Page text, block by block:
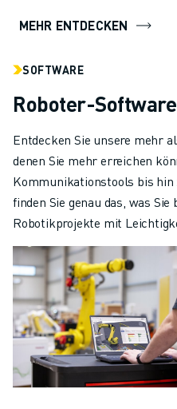
MEHR ENTDECKEN
SOFTWARE
Roboter-Software
Entdecken Sie unsere mehr
denen Sie mehr erreichen
Kommunikationstools bis hin
finden Sie genau das, was
Robotikprojekte mit